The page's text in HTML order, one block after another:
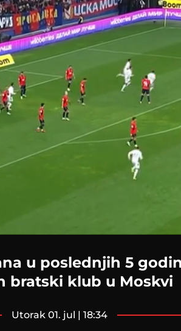
u poslednjih 5
bratski klub u Moskvi
utorak 01. jul | 18:34